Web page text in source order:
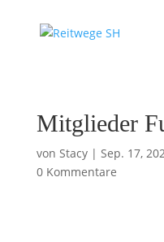
Mitglieder
von Stacy| Sep. 17,
0 Kommentare